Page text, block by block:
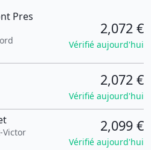
Pres
2,072 €
Vérifié aujourd'hui
2,072 €
Vérifié aujourd'hui
Victor
2,099 €
Vérifié aujourd'hui